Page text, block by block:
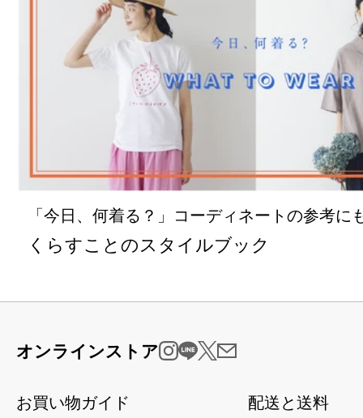
「今日、何着る？」コーディネートの参考に
くらすことのスタイルブック
オンラインストア
お買い物ガイド
配送と送料